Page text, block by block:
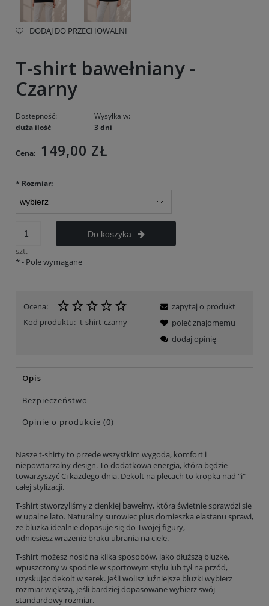
DODAJ DO PRZECHOWALNI
T-shirt bawełniany -
Czarny
Dostępność:
duża ilość
Wysyłka w:
3 dni
Cena: 149,00 ZŁ
* Rozmiar:
szt.
Do koszyka
*- Pole wymagane
Ocena:
Kod produktu: t-shirt-czarny
zapytaj o produkt
poleć znajomemu
dodaj opinię
Opis
Bezpieczeństwo
Opinie o produkcie (0)
Nasze t-shirty to przede wszystkim wygoda, komfort i
niepowtarzalny design. To dodatkowa energia, która będzie
towarzyszyć Ci każdego dnia. Dekolt na plecach to kropka nad "i"
całej stylizacji.
T-shirt stworzyliśmy z cienkiej bawełny, która świetnie sprawdzi się
w upalne lato. Naturalny surowiec plus domieszka elastanu sprawi,
że bluzka idealnie dopasuje się do Twojej figury,
odniesiesz wrażenie braku ubrania na ciele.
T-shirt możesz nosić na kilka sposobów, jako dłuższą bluzkę,
wpuszczony w spodnie w sportowym stylu lub tył na przód,
uzyskując dekolt w serek. Jeśli wolisz luźniejsze bluzki wybierz
rozmiar większą, jeśli bardziej dopasowane wybierz swój
standardowy rozmiar.